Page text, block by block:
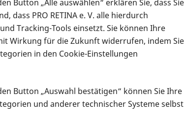
Button „Alle auswählen“ erklären Sie, dass Sie
dass PRO RETINA e. V. alle hierdurch
Tracking-Tools einsetzt. Sie können Ihre
Wirkung für die Zukunft widerrufen, indem Sie
in den Cookie-Einstellungen
Button „Auswahl bestätigen“ können Sie Ihre
und anderer technischer Systeme selbst